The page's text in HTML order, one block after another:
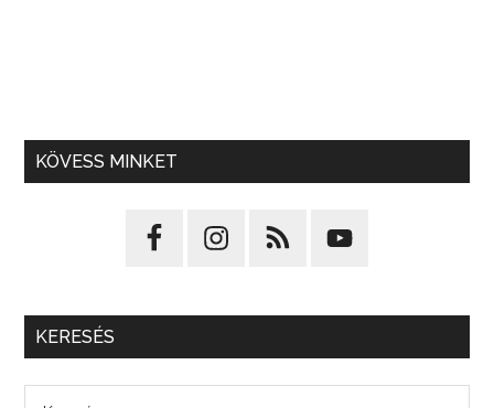
KÖVESS MINKET
KERESÉS